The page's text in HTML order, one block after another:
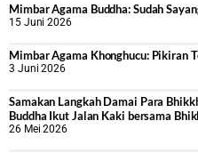
Mimbar Agama Buddha: Sudah
15 Juni 2026
Mimbar Agama Khonghucu: Pikiran
3 Juni 2026
Samakan Langkah Damai Para
Buddha Ikut Jalan Kaki bersama
26 Mei 2026